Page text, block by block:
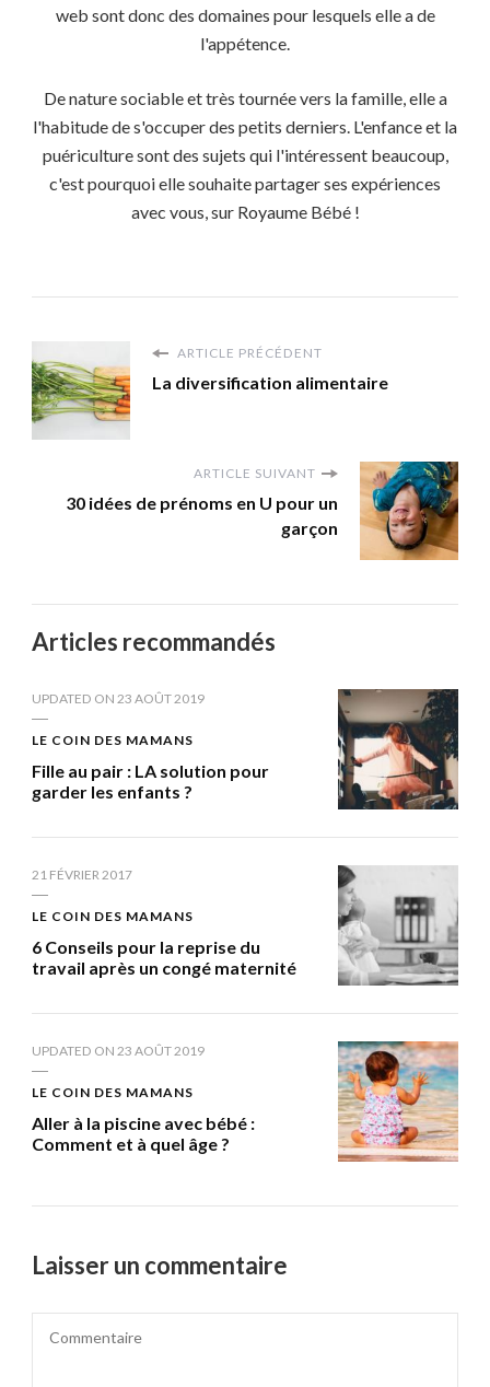
web sont donc des domaines pour lesquels elle a de
l'appétence.
De nature sociable et très tournée vers la famille, elle a
l'habitude de s'occuper des petits derniers. L'enfance et la
puériculture sont des sujets qui l'intéressent beaucoup,
c'est pourquoi elle souhaite partager ses expériences
avec vous, sur Royaume Bébé !
ARTICLE PRÉCÉDENT
La diversification alimentaire
ARTICLE SUIVANT
30 idées de prénoms en U pour un
garçon
Articles recommandés
UPDATED ON 23 AOÛT 2019
LE COIN DES MAMANS
Fille au pair : LA solution pour
garder les enfants ?
21 FÉVRIER 2017
LE COIN DES MAMANS
6 Conseils pour la reprise du
travail après un congé maternité
UPDATED ON 23 AOÛT 2019
LE COIN DES MAMANS
Aller à la piscine avec bébé :
Comment et à quel âge ?
Laisser un commentaire